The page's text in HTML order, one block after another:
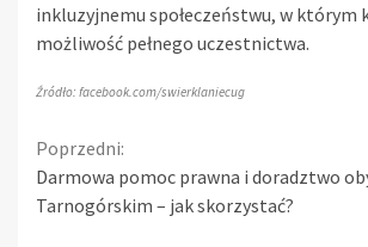
inkluzyjnemu społeczeństwu, w którym
możliwość pełnego uczestnictwa.
Źródło: facebook.com/swierklaniecug
Continue
Reading
Poprzedni:
Darmowa pomoc prawna i doradztwo
Tarnogórskim – jak skorzystać?